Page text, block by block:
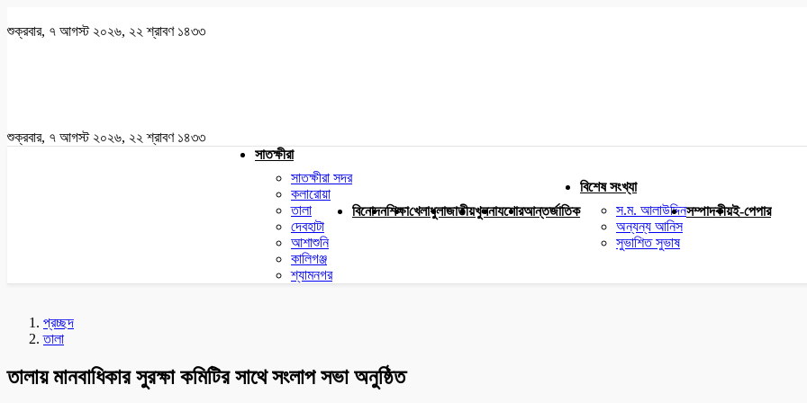
শুক্রবার, ৭ আগস্ট ২০২৬, ২২ শ্রাবণ ১৪৩৩
শুক্রবার, ৭ আগস্ট ২০২৬, ২২ শ্রাবণ ১৪৩৩
সাতক্ষীরা
সাতক্ষীরা সদর
কলারোয়া
তালা
দেবহাটা
আশাশুনি
কালিগঞ্জ
শ্যামনগর
বিনোদনশিক্ষাখেলাধুলাজাতীয়খুলনাযশোরআন্তর্জাতিক
বিশেষ সংখ্যা
স.ম. আলাউদ্দিন
অন্যন্য আনিস
সুভাশিত সুভাষ
সম্পাদকীয়ই-পেপার
প্রচ্ছদ
তালা
তালায় মানবাধিকার সুরক্ষা কমিটির সাথে সংলাপ সভা অনুষ্ঠিত